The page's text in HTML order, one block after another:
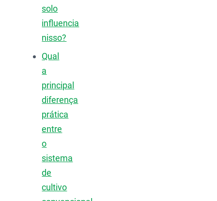
solo
influencia
nisso?
Qual
a
principal
diferença
prática
entre
o
sistema
de
cultivo